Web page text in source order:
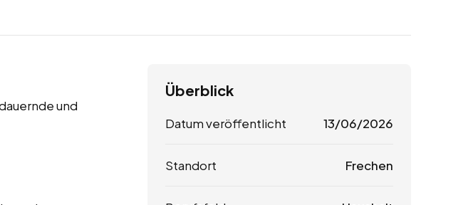
und
Überblick
Datum veröffentlicht 13/06/2026
Standort Frechen